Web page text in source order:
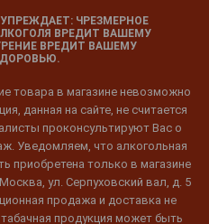
ЧРЕЗМЕРНОЕ
ВРЕДИТ ВАШЕМУ
ВРЕДИТ ВАШЕМУ
товара в магазине невозможно
данная на сайте, не считается
проконсультируют Вас о
Уведомляем, что алкогольная
приобретена только в магазине
ул. Серпуховский вал, д. 5
продажа и доставка не
продукция может быть